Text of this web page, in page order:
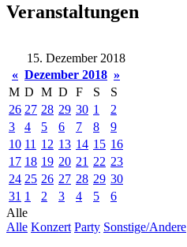
Veranstaltungen
15. Dezember 2018
« Dezember 2018 »
M D M D F S
S
26 27 28 29 30 1
2
3
4 5 6 7 8
9
10 11 12 13 14 15 16
17 18 19 20 21 22 23
24 25 26 27 28 29 30
31 1 2 3 4 5
6
Alle
Alle Konzert Party Sonstige/Andere